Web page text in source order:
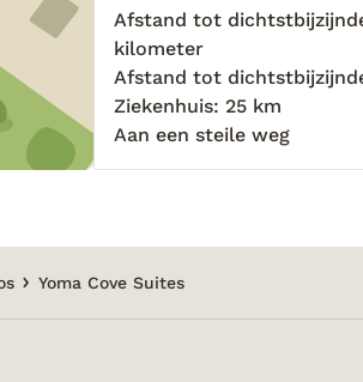
Afstand tot
kilometer
Afstand tot
Ziekenhuis: 25 km
Aan een steile weg
Yoma Cove Suites